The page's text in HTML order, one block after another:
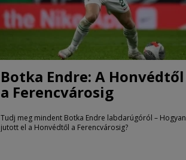
Botka Endre: A Honvédtől
a Ferencvárosig
Tudj meg mindent Botka Endre labdarúgóról – Hogyan
jutott el a Honvédtől a Ferencvárosig?